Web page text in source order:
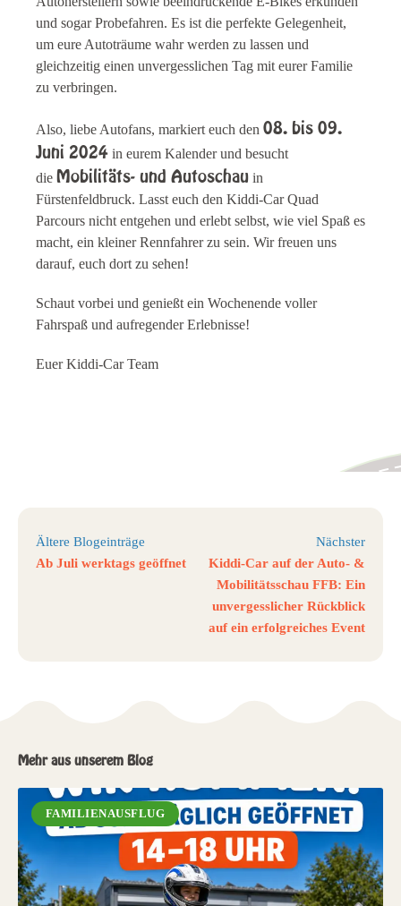
und sogar Probefahren. Es ist die perfekte Gelegenheit,
um eure Autoträume wahr werden zu lassen und
gleichzeitig einen unvergesslichen Tag mit eurer Familie
zu verbringen.
Also, liebe Autofans, markiert euch den 08. bis 09.
Juni 2024 in eurem Kalender und besucht
die Mobilitäts- und Autoschau in
Fürstenfeldbruck. Lasst euch den Kiddi-Car Quad
Parcours nicht entgehen und erlebt selbst, wie viel Spaß es
macht, ein kleiner Rennfahrer zu sein. Wir freuen uns
darauf, euch dort zu sehen!
Schaut vorbei und genießt ein Wochenende voller
Fahrspaß und aufregender Erlebnisse!
Euer Kiddi-Car Team
Ältere Blogeinträge
Ab Juli werktags geöffnet
Nächster
Kiddi-Car auf der Auto- &
Mobilitätsschau FFB: Ein
unvergesslicher Rückblick
auf ein erfolgreiches Event
Mehr aus unserem Blog
FAMILIENAUSFLUG